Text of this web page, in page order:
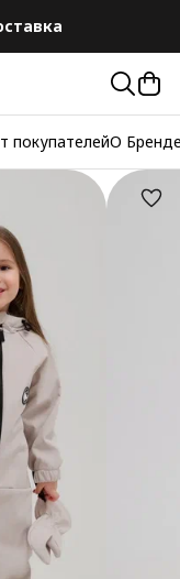
покупателейО